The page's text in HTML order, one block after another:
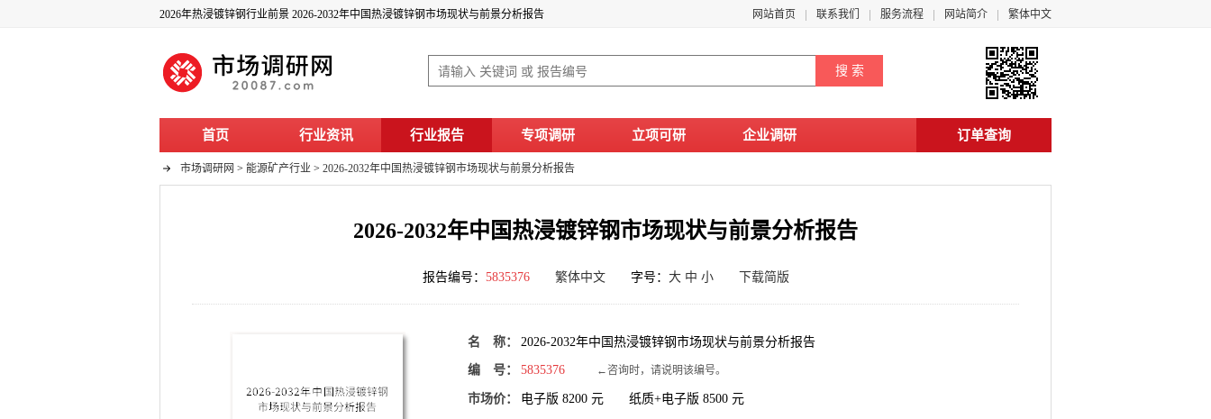
2026年热浸镀锌钢行业前景 2026-2032年中国热浸镀锌钢市场现状与前景分析报告 网站首页 联系我们 服务流程 网站简介 繁体中文
首页 行业资讯 行业报告 专项调研 立项可研 企业调研 订单查询
市场调研网 > 能源矿产行业 > 2026-2032年中国热浸镀锌钢市场现状与前景分析报告
2026-2032年中国热浸镀锌钢市场现状与前景分析报告
报告编号： 5835376 繁体中文字号： 大 中 小 下载简版
名 称： 2026-2032年中国热浸镀锌钢市场现状与前景分析报告
编 号： 5835376 ←咨询时，请说明该编号。
市场价： 电子版 8200 元 纸质+电子版 8500 元